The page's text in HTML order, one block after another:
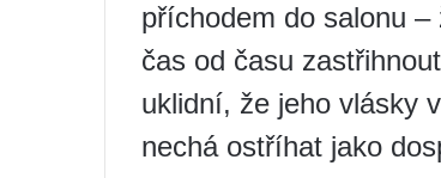
příchodem do salonu
čas od času
uklidní, že jeho vlásky
nechá ostříhat jako